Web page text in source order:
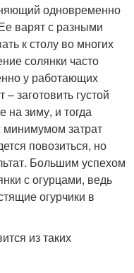
одновременно
варят с разными
к столу во многих
солянки часто
у работающих
заготовить густой
на зиму, и тогда
минимумом затрат
повозиться, но
Большим успехом
с огурцами, ведь
огурчики в
из таких